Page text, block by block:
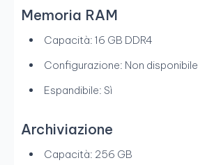
Memoria RAM
Capacità: 16 GB DDR4
Configurazione: Non disponibile
Espandibile: Sì
Archiviazione
Capacità: 256 GB